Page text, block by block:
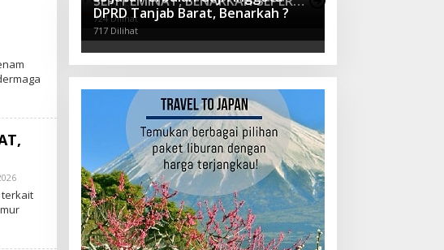
O
L
E
H
terkait
Barat, Ngontrak Dimana ?
732 Dilihat
ITU ?
724 Dilihat
DPRD Tanjab Barat, Benarkah ?
717 Dilihat